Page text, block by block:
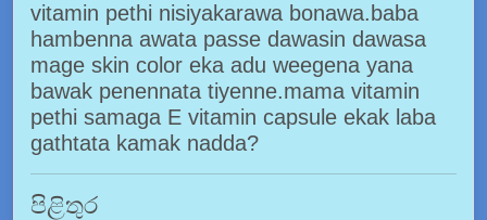
vitamin pethi nisiyakarawa bonawa.baba
hambenna awata passe dawasin dawasa
mage skin color eka adu weegena yana
bawak penennata tiyenne.mama vitamin
pethi samaga E vitamin capsule ekak laba
gathtata kamak nadda?
පිළිතුර